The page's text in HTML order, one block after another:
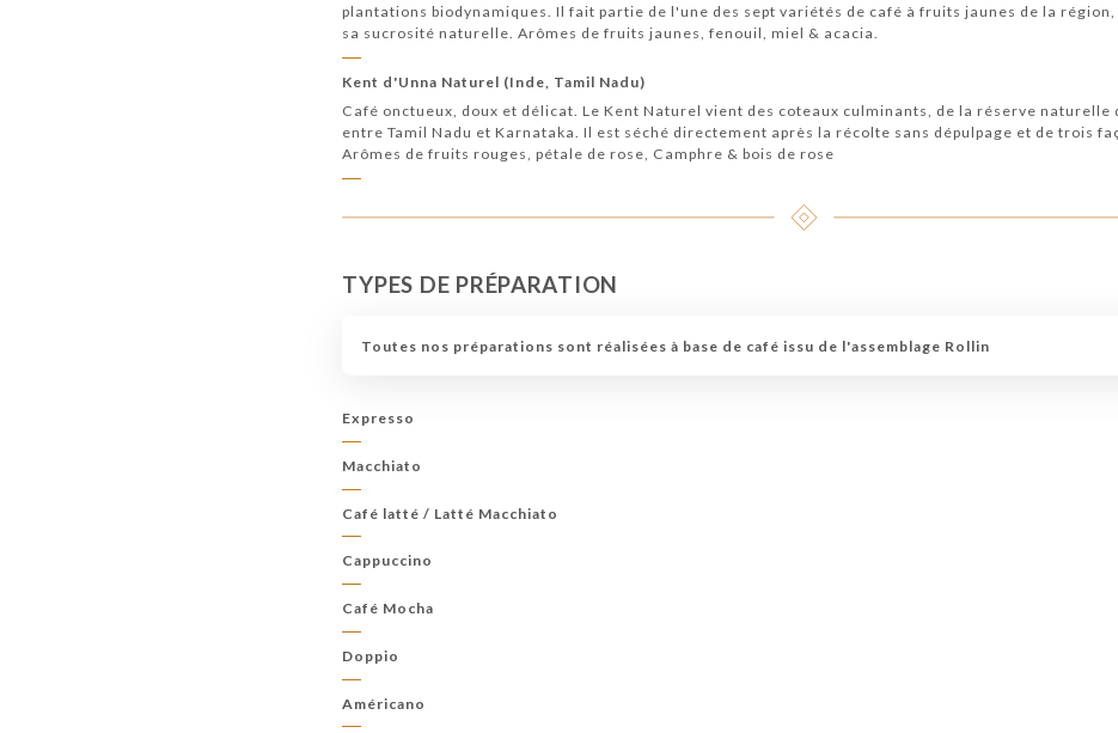
plantations biodynamiques. Il fait partie de l'une des sept variétés de café à fruits jaunes de la
sa sucrosité naturelle. Arômes de fruits jaunes, fenouil, miel & acacia.
Kent d'Unna Naturel (Inde, Tamil Nadu)
Café onctueux, doux et délicat. Le Kent Naturel vient des coteaux culminants, de la réserve naturelle
entre Tamil Nadu et Karnataka. Il est séché directement après la récolte sans dépulpage et de trois
Arômes de fruits rouges, pétale de rose, Camphre & bois de rose
TYPES DE PRÉPARATION
Toutes nos préparations sont réalisées à base de café issu de l'assemblage Rollin
Expresso
Macchiato
Café latté / Latté Macchiato
Cappuccino
Café Mocha
Doppio
Américano